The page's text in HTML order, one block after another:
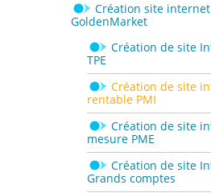
Création site internet
GoldenMarket
Création de site
TPE
Création de site
rentable PMI
Création de site
mesure PME
Création de site
Grands comptes